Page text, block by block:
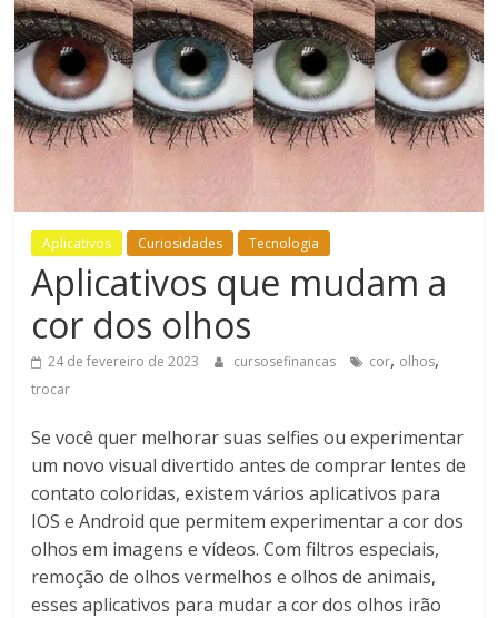
Estar
Aplicativos Curiosidades Tecnologia
Aplicativos que mudam a
cor dos olhos
24 de fevereiro de 2023 cursosefinancas cor, olhos,
trocar
Se você quer melhorar suas selfies ou experimentar
um novo visual divertido antes de comprar lentes de
contato coloridas, existem vários aplicativos para
IOS e Android que permitem experimentar a cor dos
olhos em imagens e vídeos. Com filtros especiais,
remoção de olhos vermelhos e olhos de animais,
esses aplicativos para mudar a cor dos olhos irão